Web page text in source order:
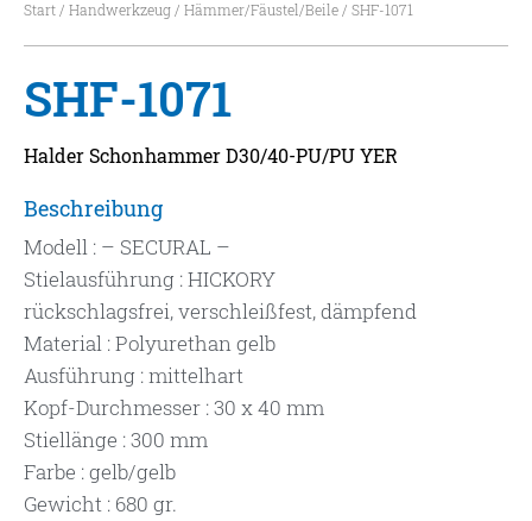
Start/ Handwerkzeug/ Hämmer/Fäustel/Beile/ SHF-1071
SHF-1071
Halder Schonhammer D30/40-PU/PU YER
Beschreibung
Modell : – SECURAL –
Stielausführung : HICKORY
rückschlagsfrei, verschleißfest, dämpfend
Material : Polyurethan gelb
Ausführung : mittelhart
Kopf-Durchmesser : 30 x 40 mm
Stiellänge : 300 mm
Farbe : gelb/gelb
Gewicht : 680 gr.